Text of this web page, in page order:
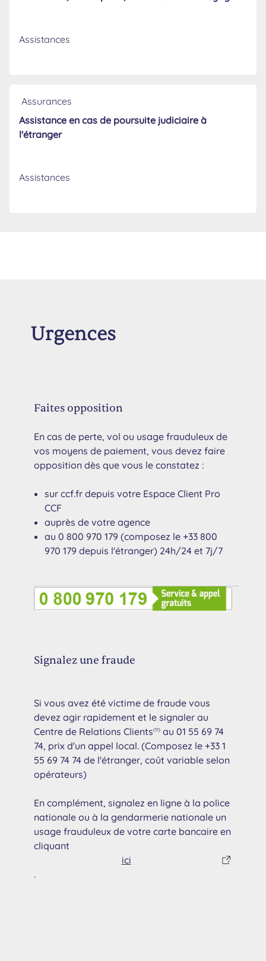
Assistances
Assurances
Assistance en cas de poursuite judiciaire à
l'étranger
Assistances
Urgences
Faites opposition
En cas de perte, vol ou usage frauduleux de
vos moyens de paiement, vous devez faire
opposition dès que vous le constatez :
sur ccf.fr depuis votre Espace Client Pro
CCF
auprès de votre agence
au 0 800 970 179 (composez le +33 800
970 179 depuis l'étranger) 24h/24 et 7j/7
Signalez une fraude
Si vous avez été victime de fraude vous
devez agir rapidement et le signaler au
Centre de Relations Clients(11)au 01 55 69 74
74, prix d'un appel local. (Composez le +33 1
55 69 74 74 de l'étranger, coût variable selon
opérateurs)
En complément, signalez en ligne à la police
nationale ou à la gendarmerie nationale un
usage frauduleux de votre carte bancaire en
cliquant
ici
.